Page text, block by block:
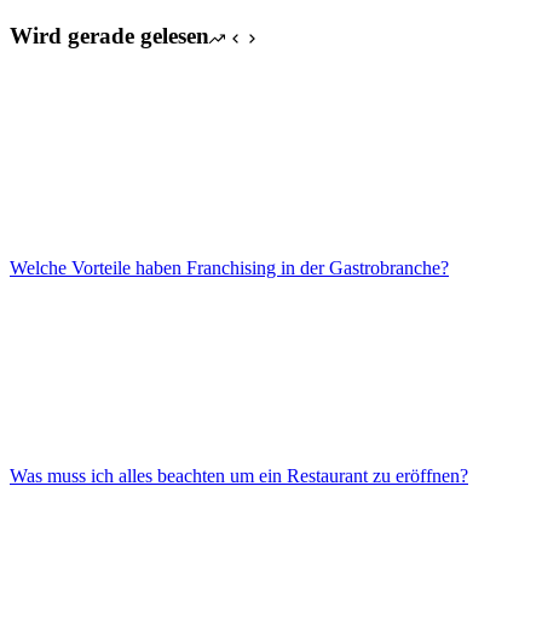
Wird gerade gelesen
Welche Vorteile haben Franchising in der Gastrobranche?
Was muss ich alles beachten um ein Restaurant zu eröffnen?